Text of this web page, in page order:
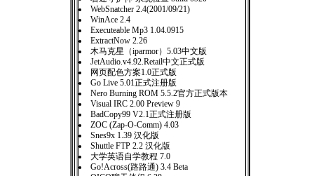
WebSnatcher 2.4(2001/09/21)
WinAce 2.4
Executeable Mp3 1.04.0915
ExtractNow 2.26
木马克星（iparmor）5.03中文版
JetAudio.v4.92.Retail中文正式版
网页配色方案1.0正式版
Go Live 5.01正式注册版
Nero Burning ROM 5.5.2官方正式版本
Visual IRC 2.00 Preview 9
BadCopy99 V2.1正式注册版
ZOC (Zap-O-Comm) 4.03
Snes9x 1.39 汉化版
Shuttle FTP 2.2 汉化版
大学英语自学教程 7.0
Go!Across(路路通) 3.4 Beta